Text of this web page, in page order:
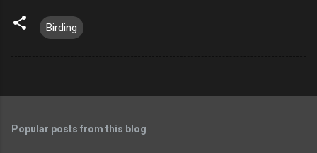
Birding
Popular posts from this blog